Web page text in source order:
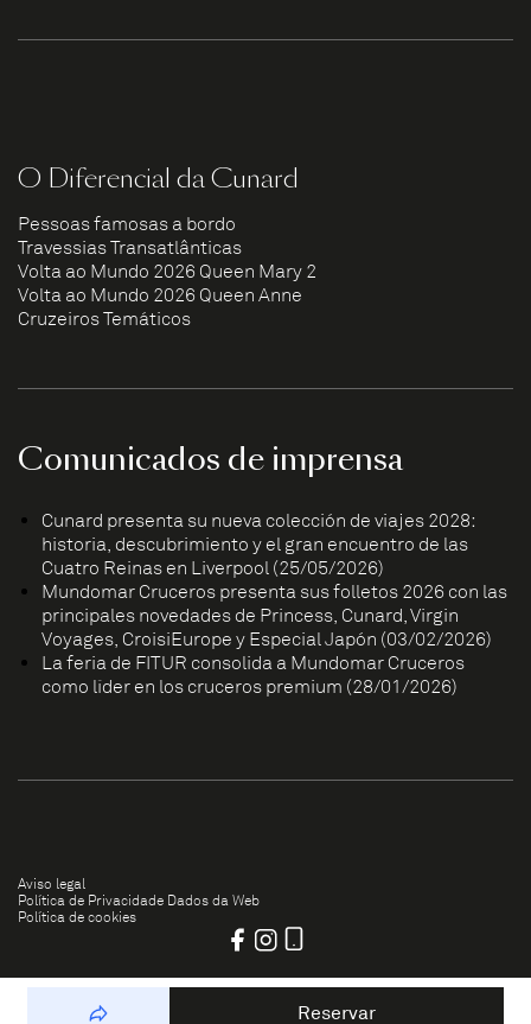
Reservar
O Diferencial da Cunard
Pessoas famosas a bordo
Travessias Transatlânticas
Volta ao Mundo 2026 Queen Mary 2
Volta ao Mundo 2026 Queen Anne
Cruzeiros Temáticos
Comunicados de imprensa
Cunard presenta su nueva colección de viajes 2028:
historia, descubrimiento y el gran encuentro de las
Cuatro Reinas en Liverpool (25/05/2026)
Mundomar Cruceros presenta sus folletos 2026 con las
principales novedades de Princess, Cunard, Virgin
Voyages, CroisiEurope y Especial Japón (03/02/2026)
La feria de FITUR consolida a Mundomar Cruceros
como líder en los cruceros premium (28/01/2026)
Aviso legal
Política de Privacidade Dados da Web
Política de cookies